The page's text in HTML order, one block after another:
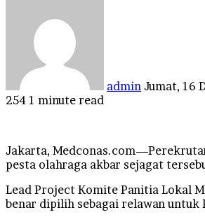
admin Jumat, 16
254 1 minute read
Jakarta,
pesta olahraga akbar sejagat
Lead Project Komite Panitia Lokal
benar dipilih sebagai relawan untuk